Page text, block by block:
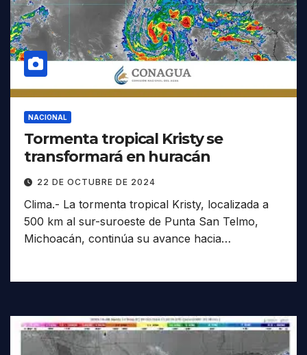
NACIONAL
Tormenta tropical Kristy se
transformará en huracán
22 DE OCTUBRE DE 2024
Clima.- La tormenta tropical Kristy, localizada a
500 km al sur-suroeste de Punta San Telmo,
Michoacán, continúa su avance hacia…